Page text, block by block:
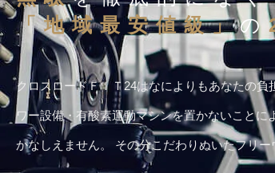
「地域最安値級」の
クロスロードＦＩＴ24はなによりもあなたの
ワー設備・有酸素運動マシンを置かないことに
かなしえません。 その分こだわりぬいたフリ